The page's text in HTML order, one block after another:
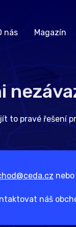
nás Magazín
to pravé řešení
náš